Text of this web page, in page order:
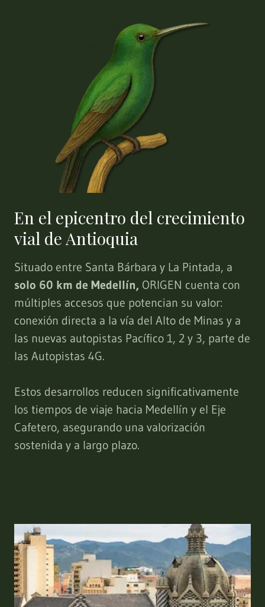
En el epicentro del crecimiento
vial de Antioquia
Situado entre Santa Bárbara y La Pintada, a
solo 60 km de Medellín, ORIGEN cuenta con
múltiples accesos que potencian su valor:
conexión directa a la vía del Alto de Minas y a
las nuevas autopistas Pacífico 1, 2 y 3, parte de
las Autopistas 4G.
Estos desarrollos reducen significativamente
los tiempos de viaje hacia Medellín y el Eje
Cafetero, asegurando una valorización
sostenida y a largo plazo.